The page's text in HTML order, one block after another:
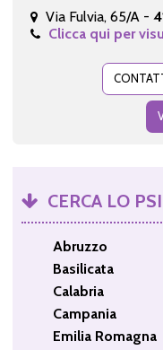
Via Fulvia, 65/A -
Clicca qui per
CERCA LO
Abruzzo
Basilicata
Calabria
Campania
Emilia Romagna